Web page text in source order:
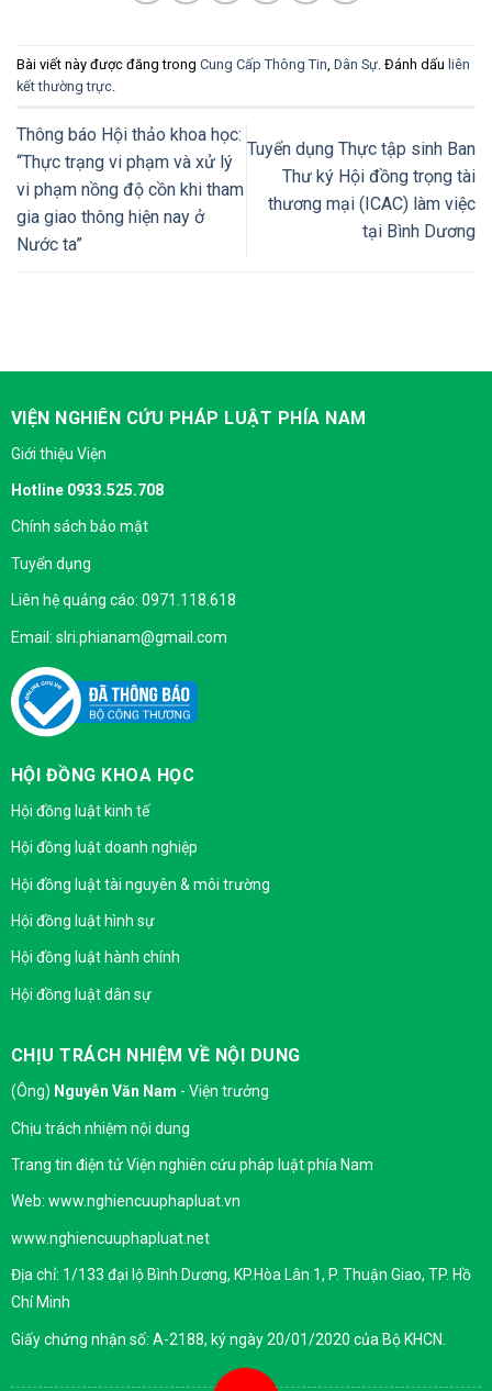
Bài viết này được đăng trong Cung Cấp Thông Tin Dân Sự . Đánh dấu liên
kết thường trực
Thông báo Hội thảo khoa học:
“Thực trạng vi phạm và xử lý
vi phạm nồng độ cồn khi tham
gia giao thông hiện nay ở
Nước ta”
Tuyển dụng Thực tập sinh Ban
Thư ký Hội đồng trọng tài
thương mại (ICAC) làm việc
tại Bình Dương
VIỆN NGHIÊN CỨU PHÁP LUẬT PHÍA NAM
Giới thiệu Viện
Hotline 0933.525.708
Chính sách bảo mật
Tuyển dụng
Liên hệ quảng cáo: 0971.118.618
Email: slri.phianam@gmail.com
HỘI ĐỒNG KHOA HỌC
Hội đồng luật kinh tế
Hội đồng luật doanh nghiệp
Hội đồng luật tài nguyên & môi trường
Hội đồng luật hình sự
Hội đồng luật hành chính
Hội đồng luật dân sự
CHỊU TRÁCH NHIỆM VỀ NỘI DUNG
(Ông) Nguyễn Văn Nam - Viện trưởng
Chịu trách nhiệm nội dung
Trang tin điện tử Viện nghiên cứu pháp luật phía Nam
Web: www.nghiencuuphapluat.vn
www.nghiencuuphapluat.net
Địa chỉ: 1/133 đại lộ Bình Dương, KP.Hòa Lân 1, P. Thuận Giao, TP. Hồ
Chí Minh
Giấy chứng nhận số: A-2188, ký ngày 20/01/2020 của Bộ KHCN.